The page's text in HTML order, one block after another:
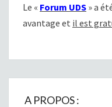
Le « Forum UDS » a
avantage et il est
A PROPOS :